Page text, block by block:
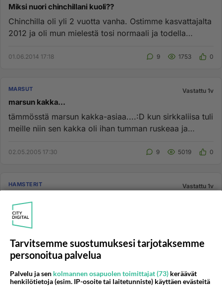
Miksi nuori chinchillani kuoli??
Chinchilla oli yli 2 vuotta vanha. Ostimme kasvattajalta
2012 ja oli mun mielestä tosi normaali ja todella
01.06.2014 17:18 9 1753 0
MARSUT Vastattu 1v
marsun kakka...
tämmösstä marsun kakka-asiaa....:D kun sirkkaliisa tuli
meille niin sen kakka oli ihan tumman ruskeaa ja
02.05.2005 17:30 9 5019 0
HAMSTERIT Vastattu 1v
Sain juuri alle viikko sitten kääpiöhamsterin, uroksen.
Se oli kolme päivää terraariossaan ilman että siihen
18.08.2008 19:18 23 6102
MARSUT Vastattu 1v
Tarvitsemme suostumuksesi tarjotaksemme
personoitua palvelua
Palvelu ja sen kolmannen osapuolen toimittajat (73) keräävät
henkilötietoja (esim. IP-osoite tai laitetunniste) käyttäen evästeitä